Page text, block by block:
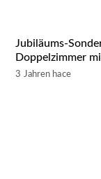
Jubiläums-
Doppelzimmer
3 Jahren hace